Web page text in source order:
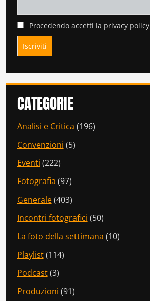
Procedendo accetti la privacy policy
CATEGORIE
Analisi e Critica (196)
Convenzioni (5)
Eventi (222)
Fotografia (97)
Generale(403)
Incontri fotografici (50)
La foto della settimana (10)
Playlist(114)
Podcast(3)
Produzioni (91)